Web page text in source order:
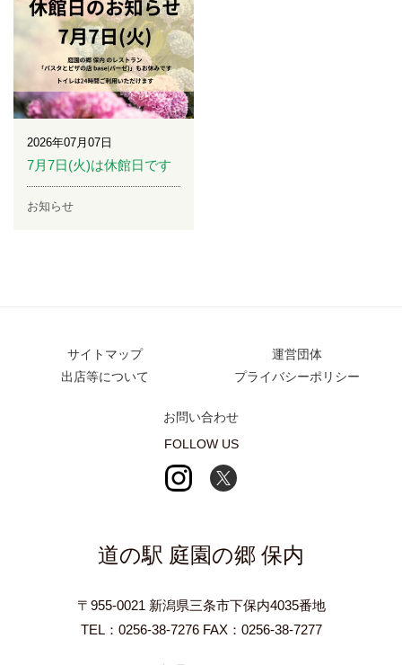
2026年07月07日
7月7日(火)は休館日です
お知らせ
サイトマップ
運営団体
出店等について
プライバシーポリシー
お問い合わせ
FOLLOW US
道の駅 庭園の郷 保内
〒955-0021 新潟県三条市下保内4035番地
TEL：0256-38-7276 FAX：0256-38-7277